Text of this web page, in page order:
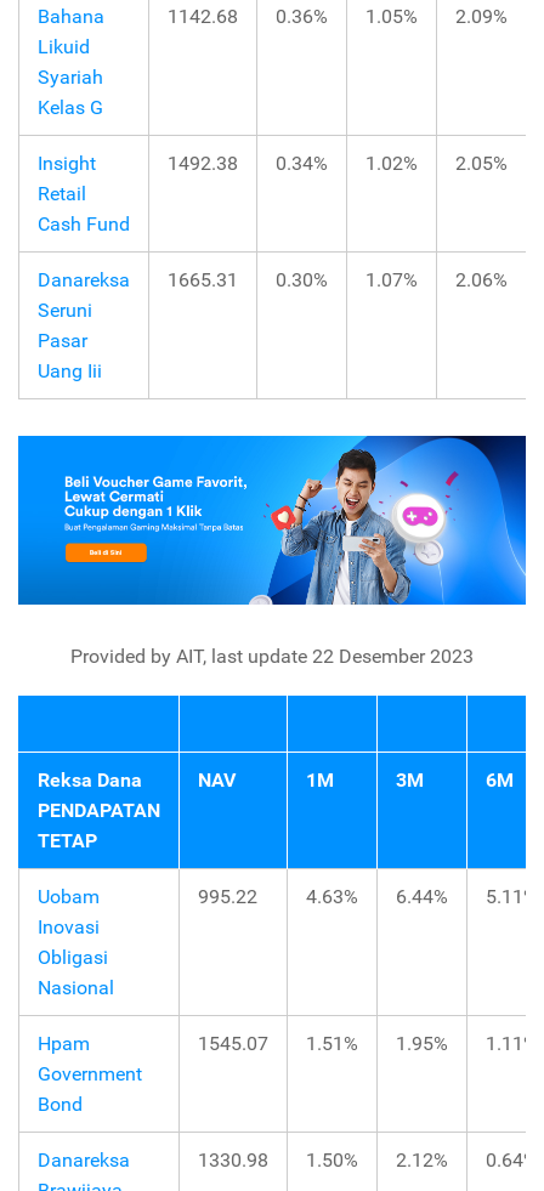
Bahana
Likuid
Syariah
Kelas G
1142.68 0.36% 1.05% 2.09%
Insight
Retail
Cash Fund
1492.38 0.34% 1.02% 2.05%
Danareksa
Seruni
Pasar
Uang Iii
1665.31 0.30% 1.07% 2.06%
Provided by AIT, last update 22 Desember 2023
Reksa Dana
PENDAPATAN
TETAP
NAV 1M 3M 6M
Uobam
Inovasi
Obligasi
Nasional
995.22 4.63% 6.44% 5.11%
Hpam
Government
Bond
1545.07 1.51% 1.95% 1.11%
Danareksa
1330.98 1.50% 2.12% 0.64%